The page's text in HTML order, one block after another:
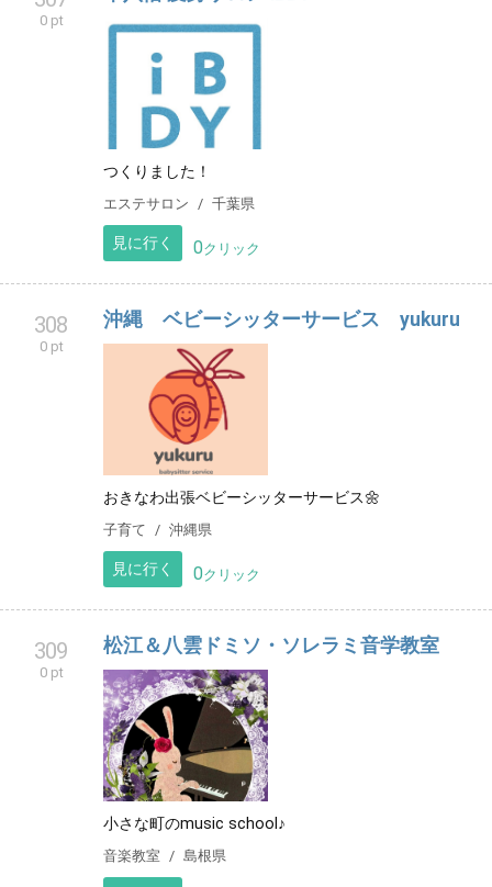
0 pt
つくりました！
エステサロン 千葉県
見に行く 0クリック
308
0 pt
沖縄 ベビーシッターサービス yukuru
おきなわ出張ベビーシッターサービス🌼
子育て 沖縄県
見に行く 0クリック
309
0 pt
松江＆八雲ドミソ・ソレラミ音学教室
小さな町のmusic school♪
音楽教室 島根県